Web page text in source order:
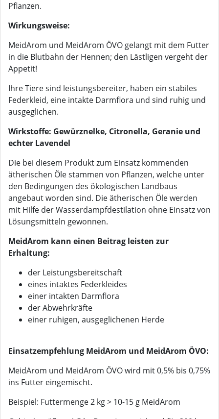
Pflanzen.
Wirkungsweise:
MeidArom und MeidArom ÖVO gelangt mit dem Futter
in die Blutbahn der Hennen; den Lästligen vergeht der
Appetit!
Ihre Tiere sind leistungsbereiter, haben ein stabiles
Federkleid, eine intakte Darmflora und sind ruhig und
ausgeglichen.
Wirkstoffe: Gewürznelke, Citronella, Geranie und
echter Lavendel
Die bei diesem Produkt zum Einsatz kommenden
ätherischen Öle stammen von Pflanzen, welche unter
den Bedingungen des ökologischen Landbaus
angebaut worden sind. Die ätherischen Öle werden
mit Hilfe der Wasserdampfdestilation ohne Einsatz von
Lösungsmitteln gewonnen.
MeidArom kann einen Beitrag leisten zur
Erhaltung:
der Leistungsbereitschaft
eines intaktes Federkleides
einer intakten Darmflora
der Abwehrkräfte
einer ruhigen, ausgeglichenen Herde
Einsatzempfehlung MeidArom und MeidArom ÖVO:
MeidArom und MeidArom ÖVO wird mit 0,5% bis 0,75%
ins Futter eingemischt.
Beispiel: Futtermenge 2 kg > 10-15 g MeidArom